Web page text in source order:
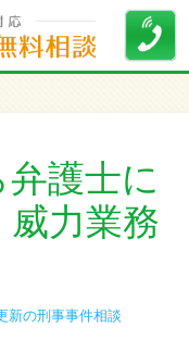
護士に
威力業務
新の刑事事件相談